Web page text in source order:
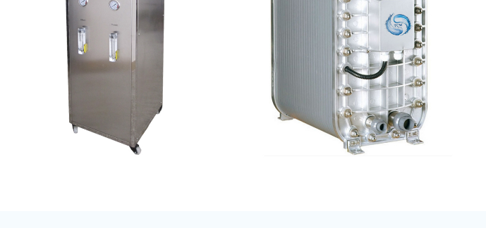
西门子 EDI模块维修
查看详情
MK-TC200 EDI模块
查看详情